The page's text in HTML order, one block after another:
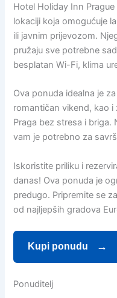
Hotel Holiday Inn
lokaciji koja omogućuje
ili javnim prijevozom.
pružaju sve potrebne
besplatan Wi-Fi, klima
Ova ponuda idealna je
romantičan vikend, kao i
Praga bez stresa i briga.
vam je potrebno za
Iskoristite priliku i
danas! Ova ponuda je
predugo. Pripremite se
od najljepših gradova
Kupi ponudu
Ponuditelj